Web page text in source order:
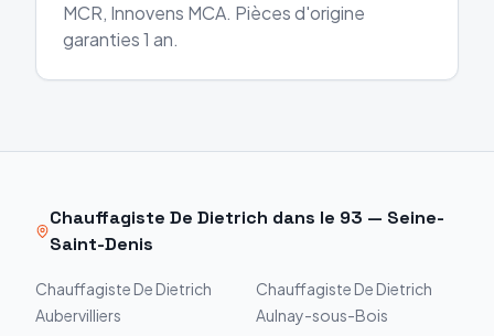
MCR, Innovens MCA. Pièces d'origine
garanties 1 an.
ChauffagisteDe Dietrich dans le 93 — Seine-
Saint-Denis
Chauffagiste De Dietrich
Aubervilliers
Chauffagiste De Dietrich
Aulnay-sous-Bois